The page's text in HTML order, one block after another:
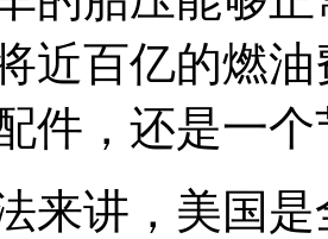
近百亿的燃
件，还是一
来讲，美国